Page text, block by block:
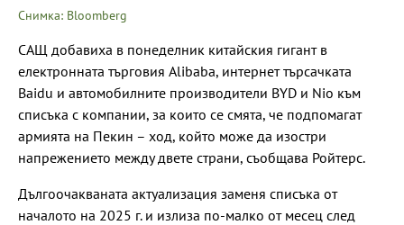
Снимка: Bloomberg
САЩ добавиха в понеделник китайския гигант в
електронната търговия Alibaba, интернет търсачката
Baidu и автомобилните производители BYD и Nio към
списъка с компании, за които се смята, че подпомагат
армията на Пекин – ход, който може да изостри
напрежението между двете страни, съобщава Ройтерс.
Дългоочакваната актуализация заменя списъка от
началото на 2025 г. и излиза по-малко от месец след